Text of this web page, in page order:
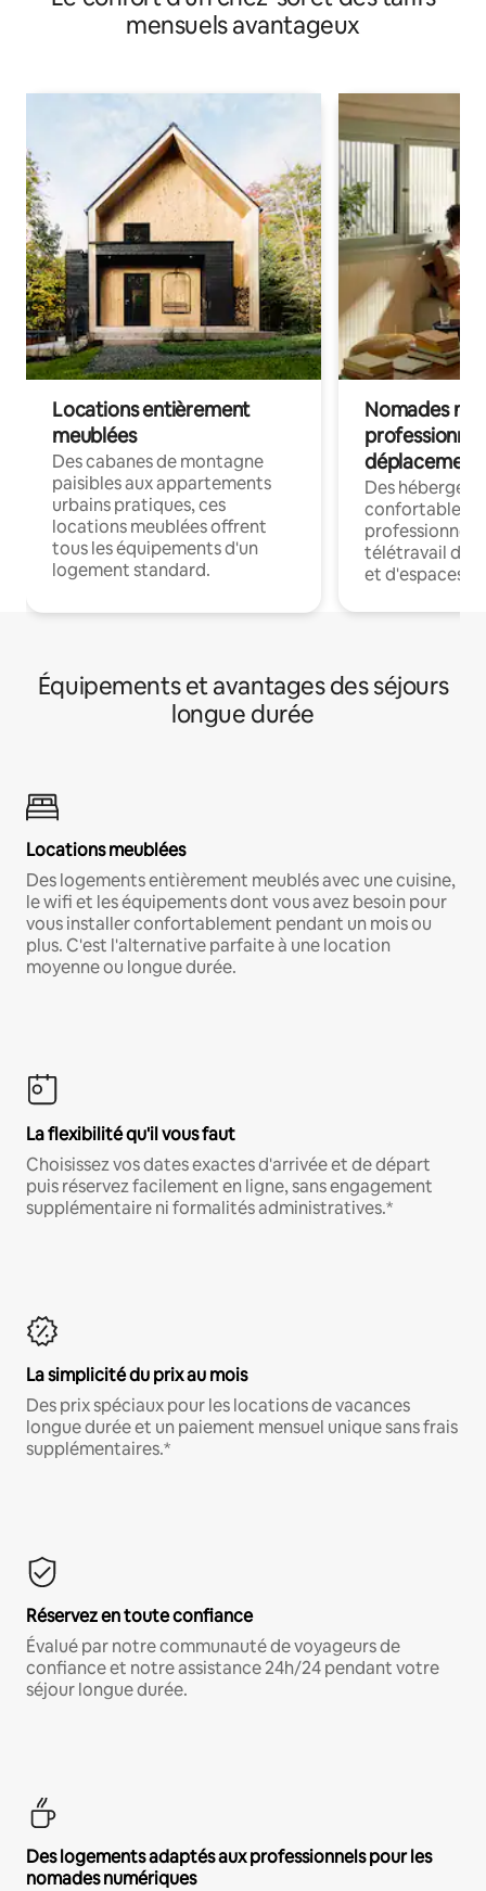
mensuels avantageux
Locations entièrement
meublées
Des cabanes de montagne
paisibles aux appartements
urbains pratiques, ces
locations meublées offrent
tous les équipements d'un
logement standard.
Nomades
déplacement
Des
confortables
professionnels
télétravail
et d'espaces
Équipements et avantages des séjours
longue durée
Locations meublées
Des logements entièrement meublés avec une cuisine,
le wifi et les équipements dont vous avez besoin pour
vous installer confortablement pendant un mois ou
plus. C'est l'alternative parfaite à une location
moyenne ou longue durée.
La flexibilité qu'il vous faut
Choisissez vos dates exactes d'arrivée et de départ
puis réservez facilement en ligne, sans engagement
supplémentaire ni formalités administratives.*
La simplicité du prix au mois
Des prix spéciaux pour les locations de vacances
longue durée et un paiement mensuel unique sans frais
supplémentaires.*
Réservez en toute confiance
Évalué par notre communauté de voyageurs de
confiance et notre assistance 24h/24 pendant votre
séjour longue durée.
Des logements adaptés aux professionnels pour les
nomades numériques